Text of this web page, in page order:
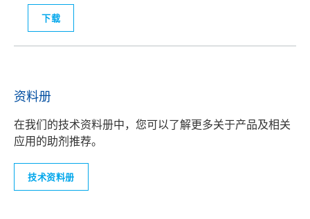
下载
资料册
在我们的技术资料册中，您可以了解更多关于产品及相关
应用的助剂推荐。
技术资料册